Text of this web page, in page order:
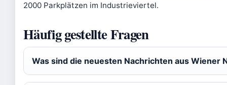
2000 Parkplätzen im Industrieviertel.
Häufig gestellte Fragen
Was sind die neuesten Nachrichten aus Wiener